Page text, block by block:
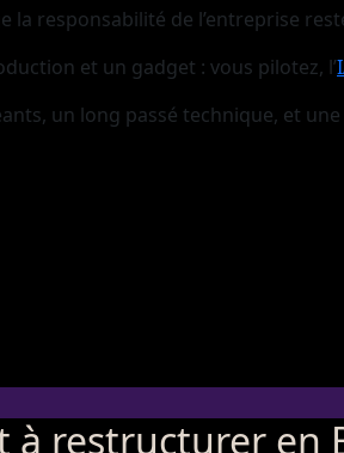
la responsabilité de l’entreprise
et un gadget : vous pilotez, l’
un long passé technique, et
à restructurer en